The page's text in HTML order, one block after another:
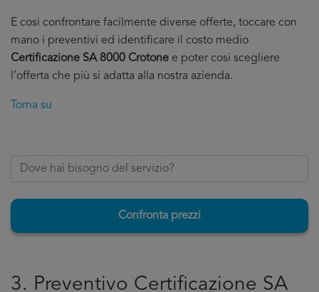
E cosi confrontare facilmente diverse offerte, toccare con
mano i preventivi ed identificare il costo medio
Certificazione SA 8000 Crotone e poter cosi scegliere
l’offerta che più si adatta alla nostra azienda.
Torna su
Confronta prezzi
3. Preventivo Certificazione SA